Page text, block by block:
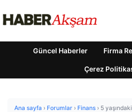
Güncel Haberler Firma
Çerez
Ana sayfa › Forumlar › Finans › 5